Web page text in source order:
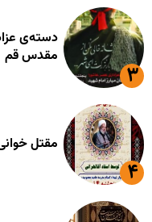
دسته‌ی
مقدس قم
مقتل